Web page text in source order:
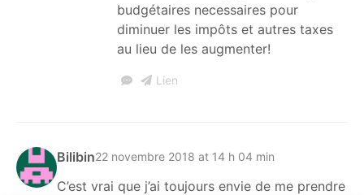
budgétaires necessaires pour
diminuer les impôts et autres taxes
au lieu de les augmenter!
Lien
Bilibin22 novembre 2018 at 14 h 04 min
C’est vrai que j’ai toujours envie de me prendre